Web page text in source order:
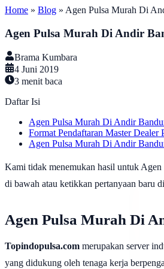
Home » Blog » Agen Pulsa Murah Di
Agen Pulsa Murah Di Andir
Brama Kumbara
4 Juni 2019
3 menit baca
Daftar Isi
Agen Pulsa Murah Di Andir
Format Pendaftaran Master Dealer
Agen Pulsa Murah Di Andir
Kami tidak menemukan hasil untuk Agen
di bawah atau ketikkan pertanyaan baru
Agen Pulsa Murah Di
Topindopulsa.com merupakan server
yang didukung oleh tenaga kerja